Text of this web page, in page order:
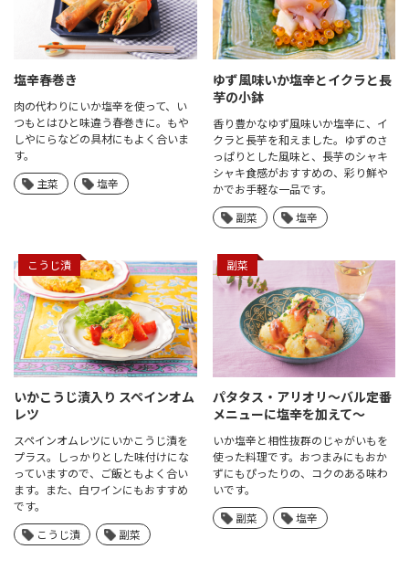
塩辛春巻き
肉の代わりにいか塩辛を使って、い
つもとはひと味違う春巻きに。もや
しやにらなどの具材にもよく合いま
す。
主菜
塩辛
ゆず風味いか塩辛とイクラと長
芋の小鉢
香り豊かなゆず風味いか塩辛に、イ
クラと長芋を和えました。ゆずのさ
っぱりとした風味と、長芋のシャキ
シャキ食感がおすすめの、彩り鮮や
かでお手軽な一品です。
副菜
塩辛
こうじ漬
いかこうじ漬入り スペインオム
レツ
スペインオムレツにいかこうじ漬を
プラス。しっかりとした味付けにな
っていますので、ご飯ともよく合い
ます。また、白ワインにもおすすめ
です。
こうじ漬
副菜
副菜
パタタス・アリオリ～バル定番
メニューに塩辛を加えて〜
いか塩辛と相性抜群のじゃがいもを
使った料理です。おつまみにもおか
ずにもぴったりの、コクのある味わ
いです。
副菜
塩辛